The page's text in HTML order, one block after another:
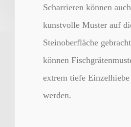
Scharrieren können
kunstvolle Muster auf
Steinoberfläche
können
extrem tiefe
werden.